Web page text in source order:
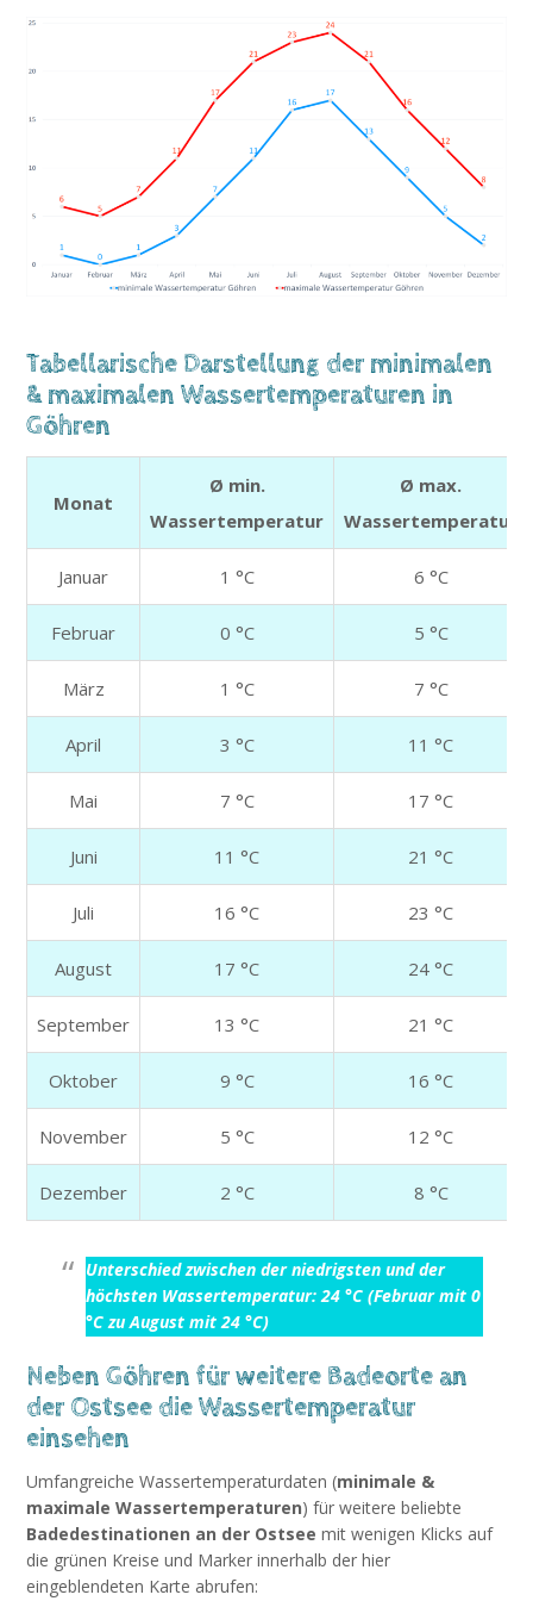
Tabellarische Darstellung der minimalen
& maximalen Wassertemperaturen in
Göhren
Monat
Ø min.
Wassertemperatur
Ø max.
Wassertemperatur
Januar 1 °C 6 °C
Februar 0 °C 5 °C
März 1 °C 7 °C
April 3 °C 11 °C
Mai 7 °C 17 °C
Juni 11 °C 21 °C
Juli 16 °C 23 °C
August 17 °C 24 °C
September 13 °C 21 °C
Oktober 9 °C 16 °C
November 5 °C 12 °C
Dezember 2 °C 8 °C
Unterschied zwischen der niedrigsten und der
höchsten Wassertemperatur: 24 °C (Februar mit 0
°C zu August mit 24 °C)
Neben Göhren für weitere Badeorte an
der Ostsee die Wassertemperatur
einsehen
Umfangreiche Wassertemperaturdaten (minimale &
maximale Wassertemperaturen) für weitere beliebte
Badedestinationen an der Ostsee mit wenigen Klicks auf
die grünen Kreise und Marker innerhalb der hier
eingeblendeten Karte abrufen: